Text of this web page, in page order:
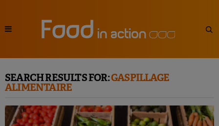
SEARCH RESULTS FOR:GASPILLAGE
ALIMENTAIRE